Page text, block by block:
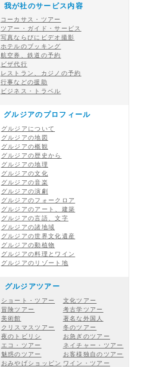
我が社のサービス内容
コーカサス・ツアー
ツアー・ガイド・サービス
写真ならびにビデオ撮影
ホテルのブッキング
航空券、鉄道の予約
ビザ代行
レストラン、カジノの予約
行事などの援助
ビジネス・トラベル
グルジアのプロフィール
グルジアについて
グルジアの地図
グルジアの概観
グルジアの歴史から
グルジアの地理
グルジアの文化
グルジアの音楽
グルジアの演劇
グルジアのフォークロア
グルジアのアート、建築
グルジアの言語、文字
グルジアの諸地域
グルジアの世界文化遺産
グルジアの動植物
グルジアの料理とワイン
グルジアのリゾート地
グルジアツアー
ショート・ツアー
文化ツアー
冒険ツアー
考古学ツアー
美術館
著名な外国人
クリスマスツアー
冬のツアー
夜のトビリシ
お急ぎのツアー
エコ・ツアー
ネイチャー・ツアー
魅惑のツアー
お客様独自のツアー
おみやげショッピン ワイン・ツアー